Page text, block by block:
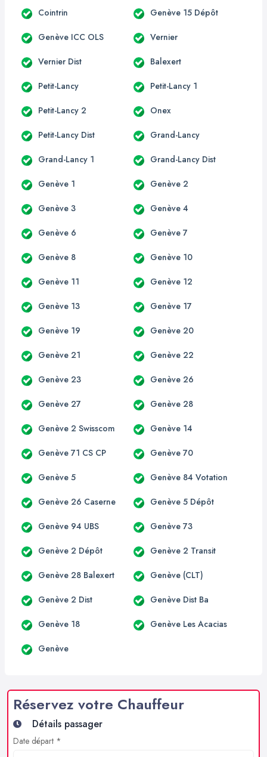
Cointrin Genève 15 Dépôt
Genève ICC OLS Vernier
Vernier Dist Balexert
Petit-Lancy Petit-Lancy 1
Petit-Lancy 2 Onex
Petit-Lancy Dist Grand-Lancy
Grand-Lancy 1 Grand-Lancy Dist
Genève 1 Genève 2
Genève 3 Genève 4
Genève 6 Genève 7
Genève 8 Genève 10
Genève 11 Genève 12
Genève 13 Genève 17
Genève 19 Genève 20
Genève 21 Genève 22
Genève 23 Genève 26
Genève 27 Genève 28
Genève 2 Swisscom Genève 14
Genève 71 CS CP Genève 70
Genève 5 Genève 84 Votation
Genève 26 Caserne Genève 5 Dépôt
Genève 94 UBS Genève 73
Genève 2 Dépôt Genève 2 Transit
Genève 28 Balexert Genève (CLT)
Genève 2 Dist Genève Dist Ba
Genève 18 Genève Les Acacias
Genève
Réservez votre Chauffeur
Détails passager
Date départ *